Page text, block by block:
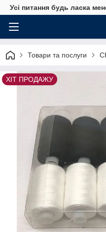
Усі питання будь ласка
Товари та послуги
ХІТ ПРОДАЖУ